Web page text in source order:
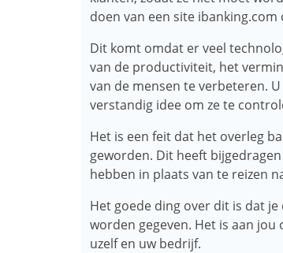
doen van een site ibanking.com
Dit komt omdat er veel
van de productiviteit, het
van de mensen te verbeteren.
verstandig idee om ze te
Het is een feit dat het overleg
geworden. Dit heeft
hebben in plaats van te reizen
Het goede ding over dit is dat
worden gegeven. Het is aan
uzelf en uw bedrijf.